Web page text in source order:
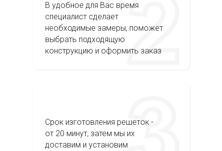
В удобное для Вас время
специалист сделает
необходимые замеры, поможет
выбрать подходящую
конструкцию и оформить заказ
Срок изготовления решеток -
от 20 минут, затем мы их
доставим и установим